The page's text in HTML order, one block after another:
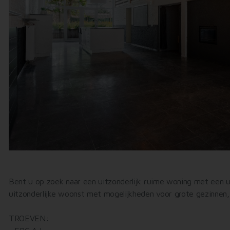
Bent u op zoek naar een uitzonderlijk ruime woning met een
uitzonderlijke woonst met mogelijkheden voor grote
TROEVEN: